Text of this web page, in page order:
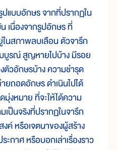
บบอักษร จากที่ปรากฏใน
เนื่องจากรูปอักษร ที่
นสภาพลบเลือน ตัวจารึก
บูรณ์ สูญหายไปบ้าง มีรอย
ตัวอักษรบ้าง ความชำรุด
ยถอดอักษร ดำเนินไปได้
งหมาย ที่จะให้ได้ความ
ป็นจริงที่ปรากฏในจารึก
ค์ หรือเจตนาของผู้สร้าง
กาศ หรือบอกเล่าเรื่องราว